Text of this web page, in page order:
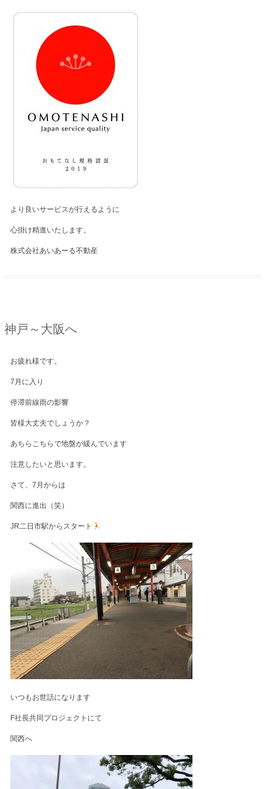
より良いサービスが行えるように
心掛け精進いたします。
株式会社あいあーる不動産
神戸～大阪へ
お疲れ様です。
7月に入り
停滞前線雨の影響
皆様大丈夫でしょうか？
あちらこちらで地盤が緩んでいます
注意したいと思います。
さて、7月からは
関西に進出（笑）
JR二日市駅からスタート
いつもお世話になります
F社長共同プロジェクトにて
関西へ